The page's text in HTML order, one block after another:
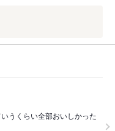
うくらい全部おいしかった